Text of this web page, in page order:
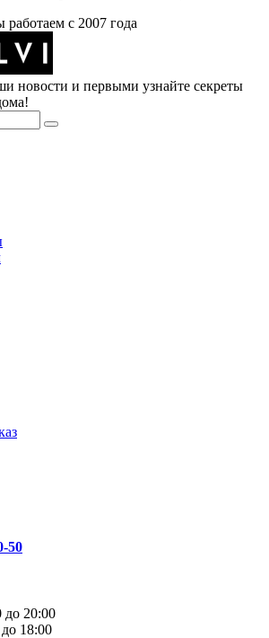
с 2007 года
новости и первыми узнайте секреты
50
20:00
18:00